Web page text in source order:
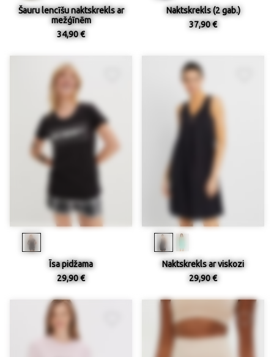
Šauru lencīšu naktskrekls ar
mežģīnēm
34,90 €
Naktskrekls (2 gab.)
37,90 €
Īsa pidžama
29,90 €
Naktskrekls ar viskozi
29,90 €